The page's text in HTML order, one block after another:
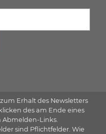
Erhalt des Newsletters
des am Ende eines
Abmelden-Links.
sind Pflichtfelder. Wie